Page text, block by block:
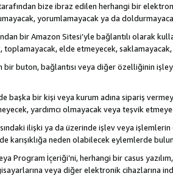
bize ibraz edilen herhangi bir
yorumlamayacak ya da
bir Amazon Sitesi’yle bağlantılı olarak
elde etmeyecek,
bir buton, bağlantısı veya diğer özelliğinin
başka bir kişi veya kurum adına sipariş
yardımcı olmayacak veya teşvik
ilişki ya da üzerinde işlev veya
karışıklığa neden olabilecek eylemlerde
Program İçeriği’ni, herhangi bir casus
veya diğer elektronik